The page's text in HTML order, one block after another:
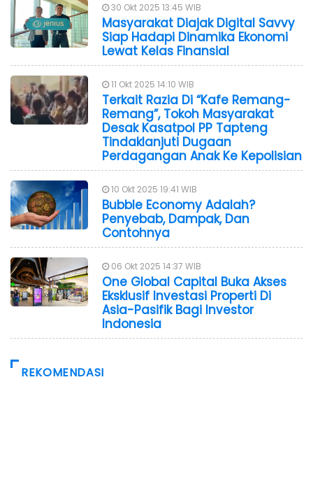
30 Okt 2025 13:45 WIB
Masyarakat Diajak Digital Savvy
Siap Hadapi Dinamika Ekonomi
Lewat Kelas Finansial
11 Okt 2025 14:10 WIB
Terkait Razia Di “Kafe Remang-
Remang”, Tokoh Masyarakat
Desak Kasatpol PP Tapteng
Tindaklanjuti Dugaan
Perdagangan Anak Ke Kepolisian
10 Okt 2025 19:41 WIB
Bubble Economy Adalah?
Penyebab, Dampak, Dan
Contohnya
06 Okt 2025 14:37 WIB
One Global Capital Buka Akses
Eksklusif Investasi Properti Di
Asia-Pasifik Bagi Investor
Indonesia
REKOMENDASI